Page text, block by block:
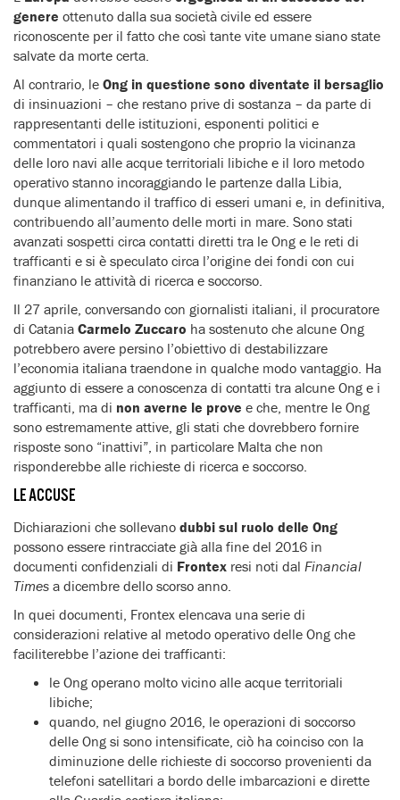
genere ottenuto dalla sua società civile ed essere
riconoscente per il fatto che così tante vite umane siano state
salvate da morte certa.
Al contrario, le Ong in questione sono diventate il bersaglio
di insinuazioni – che restano prive di sostanza – da parte di
rappresentanti delle istituzioni, esponenti politici e
commentatori i quali sostengono che proprio la vicinanza
delle loro navi alle acque territoriali libiche e il loro metodo
operativo stanno incoraggiando le partenze dalla Libia,
dunque alimentando il traffico di esseri umani e, in definitiva,
contribuendo all’aumento delle morti in mare. Sono stati
avanzati sospetti circa contatti diretti tra le Ong e le reti di
trafficanti e si è speculato circa l’origine dei fondi con cui
finanziano le attività di ricerca e soccorso.
Il 27 aprile, conversando con giornalisti italiani, il procuratore
di Catania Carmelo Zuccaro ha sostenuto che alcune Ong
potrebbero avere persino l’obiettivo di destabilizzare
l’economia italiana traendone in qualche modo vantaggio. Ha
aggiunto di essere a conoscenza di contatti tra alcune Ong e i
trafficanti, ma di non averne le prove e che, mentre le Ong
sono estremamente attive, gli stati che dovrebbero fornire
risposte sono “inattivi”, in particolare Malta che non
risponderebbe alle richieste di ricerca e soccorso.
LE ACCUSE
Dichiarazioni che sollevano dubbi sul ruolo delle Ong
possono essere rintracciate già alla fine del 2016 in
documenti confidenziali di Frontex resi noti dal Financial
Times a dicembre dello scorso anno.
In quei documenti, Frontex elencava una serie di
considerazioni relative al metodo operativo delle Ong che
faciliterebbe l’azione dei trafficanti:
le Ong operano molto vicino alle acque territoriali
libiche;
quando, nel giugno 2016, le operazioni di soccorso
delle Ong si sono intensificate, ciò ha coinciso con la
diminuzione delle richieste di soccorso provenienti da
telefoni satellitari a bordo delle imbarcazioni e dirette